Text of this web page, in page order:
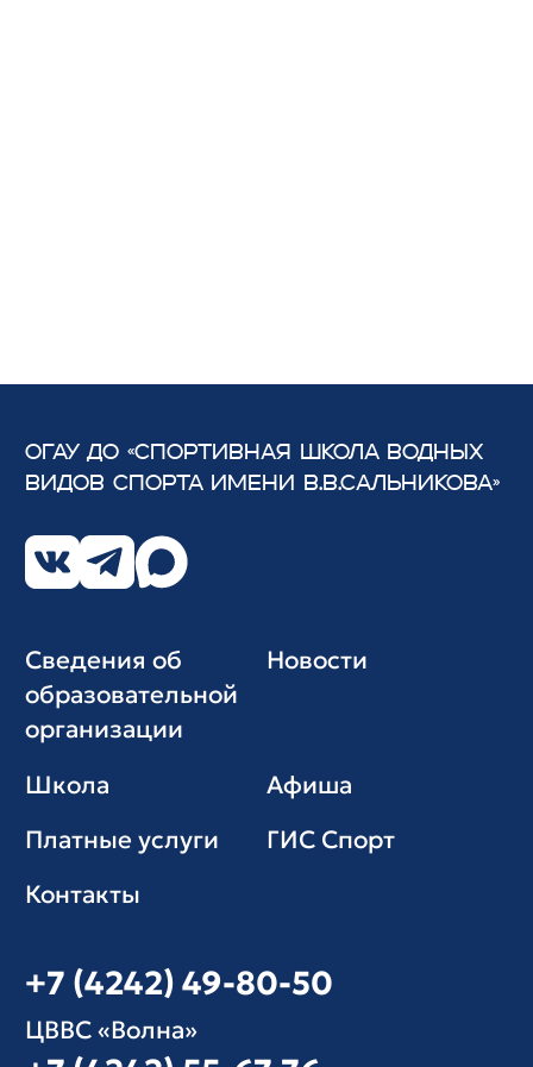
ОГАУ ДО «СПОРТИВНАЯ ШКОЛА ВОДНЫХ
ВИДОВ СПОРТА ИМЕНИ В.В.САЛЬНИКОВА»
Сведения об
образовательной
организации
Новости
Школа
Афиша
Платные услуги
ГИС Cпорт
Контакты
+7 (4242) 49-80-50
ЦВВС «Волна»